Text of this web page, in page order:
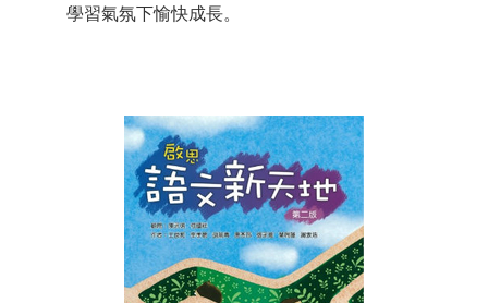
學習氣氛下愉快成長。